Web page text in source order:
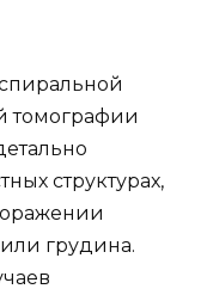
томографии
структурах,
или грудина.